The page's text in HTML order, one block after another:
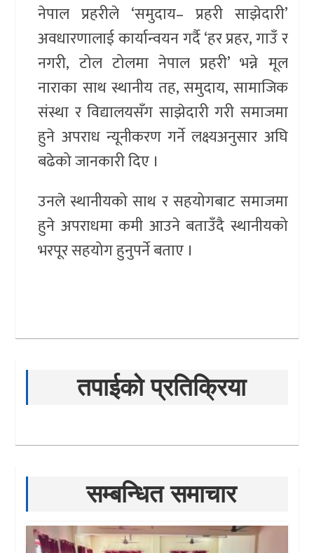
नेपाल प्रहरीले ‘समुदाय– प्रहरी साझेदारी’
अवधारणालाई कार्यान्वयन गर्दै ‘हर प्रहर, गाउँ र
नगरी, टोल टोलमा नेपाल प्रहरी’ भन्ने मूल
नाराका साथ स्थानीय तह, समुदाय, सामाजिक
संस्था र विद्यालयसँग साझेदारी गरी समाजमा
हुने अपराध न्यूनीकरण गर्ने लक्ष्यअनुसार अघि
बढेको जानकारी दिए ।
उनले स्थानीयको साथ र सहयोगबाट समाजमा
हुने अपराधमा कमी आउने बताउँदै स्थानीयको
भरपूर सहयोग हुनुपर्ने बताए ।
तपाईको प्रतिक्रिया
सम्बन्धित समाचार